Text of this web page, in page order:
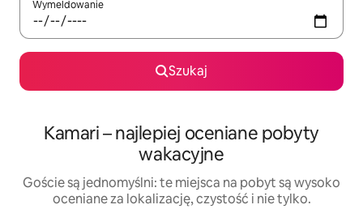
Wymeldowanie
Szukaj
Kamari – najlepiej oceniane pobyty
wakacyjne
Goście są jednomyślni: te miejsca na pobyt są wysoko
oceniane za lokalizację, czystość i nie tylko.